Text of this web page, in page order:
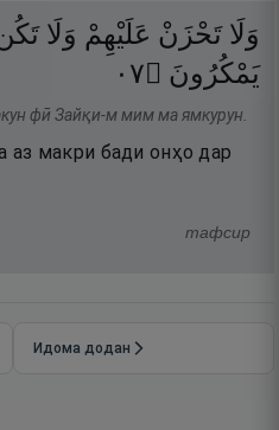
وَلَا تَحْزَنْ عَلَيْهِمْ وَلَا
يَمْكُرُونَ ۝٧٠
фӣ Зайқи-м мим ма ямкурун.
аз макри бади онҳо дар
тафсир
Идома додан